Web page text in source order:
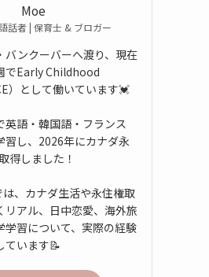
Moe
話者 | 保育士 & ブロガー
バンクーバーへ渡り、現在
でEarly Childhood
）として働いています💓
英語・韓国語・フランス
習し、2026年にカナダ永
得しました！
、カナダ生活や永住権取
リアル、日中恋愛、海外旅
学習について、実際の経験
ています📝